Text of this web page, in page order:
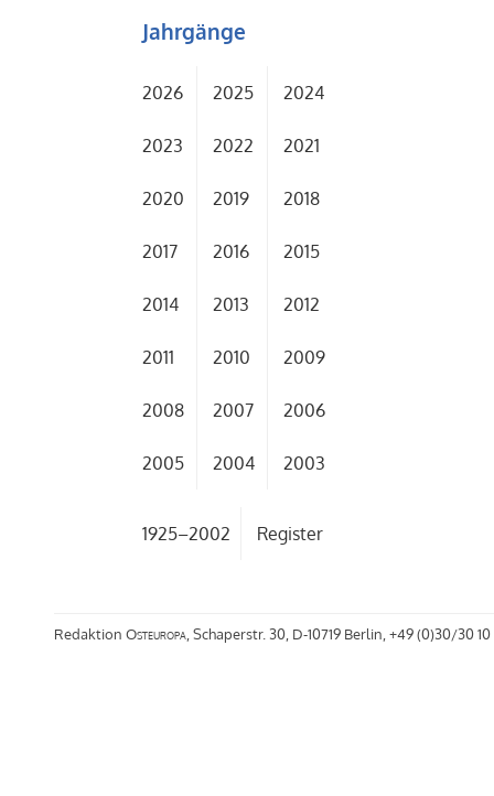
Jahrgänge
2026 2025 2024
2023 2022 2021
2020 2019 2018
2017 2016 2015
2014 2013 2012
2011 2010 2009
2008 2007 2006
2005 2004 2003
1925–2002 Register
Redaktion Osteuropa, Schaperstr. 30, D-10719 Berlin, +49 (0)30/30